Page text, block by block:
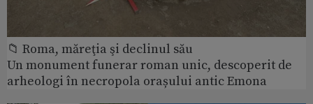
📁 Roma, măreţia şi declinul său
Un monument funerar roman unic, descoperit de
arheologi în necropola orașului antic Emona